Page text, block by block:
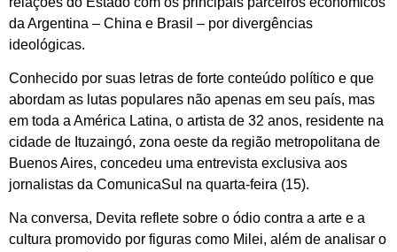
da Argentina – China e Brasil – por divergências
ideológicas.
Conhecido por suas letras de forte conteúdo político e que
abordam as lutas populares não apenas em seu país, mas
em toda a América Latina, o artista de 32 anos, residente na
cidade de Ituzaingó, zona oeste da região metropolitana de
Buenos Aires, concedeu uma entrevista exclusiva aos
jornalistas da ComunicaSul na quarta-feira (15).
Na conversa, Devita reflete sobre o ódio contra a arte e a
cultura promovido por figuras como Milei, além de analisar o